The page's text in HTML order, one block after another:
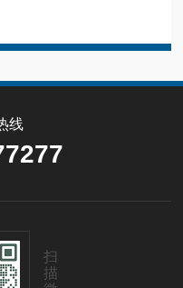
线
扫
描